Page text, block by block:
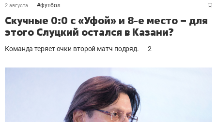
2 августа #футбол
Скучные 0:0 с «Уфой» и 8-е место – для
этого Слуцкий остался в Казани?
Команда теряет очки второй матч подряд. 2